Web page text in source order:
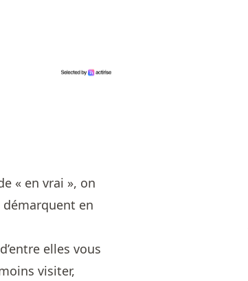
« en vrai », on
en
elles vous
visiter,